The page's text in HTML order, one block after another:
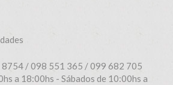
/ 098 551 365 / 099 682 705
a 18:00hs - Sábados de 10:00hs a